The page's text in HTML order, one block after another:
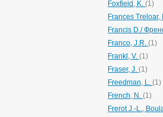
Foxfieid, K.(1)
Frances
Francis D./
Franco, J.R.(1)
Frankl, V.(1)
Fraser, J.(1)
Freedman, L.(1)
French, N.(1)
Frerot J.-L.,